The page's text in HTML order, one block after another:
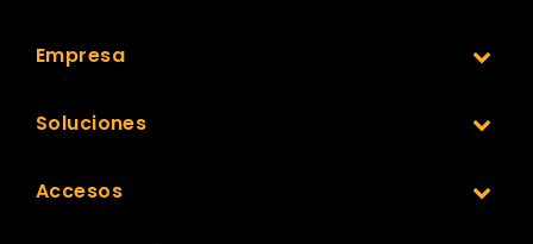
Empresa
Soluciones
Accesos